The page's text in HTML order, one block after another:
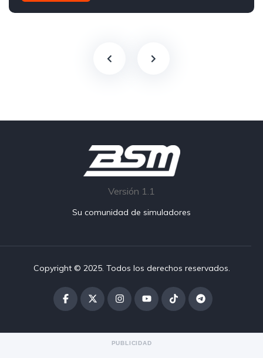
Versión 1.1
Su comunidad de simuladores
Copyright © 2025. Todos los derechos reservados.
PUBLICIDAD